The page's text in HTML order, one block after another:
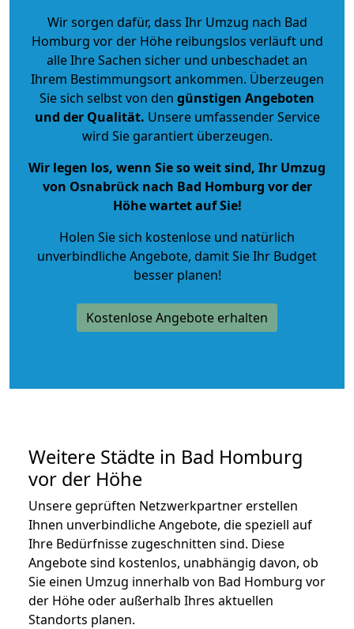
Wir sorgen dafür, dass Ihr Umzug nach Bad
Homburg vor der Höhe reibungslos verläuft und
alle Ihre Sachen sicher und unbeschadet an
Ihrem Bestimmungsort ankommen. Überzeugen
Sie sich selbst von den günstigen Angeboten
und der Qualität. Unsere umfassender Service
wird Sie garantiert überzeugen.
Wir legen los, wenn Sie so weit sind, Ihr Umzug
von Osnabrück nach Bad Homburg vor der
Höhe wartet auf Sie!
Holen Sie sich kostenlose und natürlich
unverbindliche Angebote, damit Sie Ihr Budget
besser planen!
Kostenlose Angebote erhalten
Weitere Städte in Bad Homburg
vor der Höhe
Unsere geprüften Netzwerkpartner erstellen
Ihnen unverbindliche Angebote, die speziell auf
Ihre Bedürfnisse zugeschnitten sind. Diese
Angebote sind kostenlos, unabhängig davon, ob
Sie einen Umzug innerhalb von Bad Homburg vor
der Höhe oder außerhalb Ihres aktuellen
Standorts planen.